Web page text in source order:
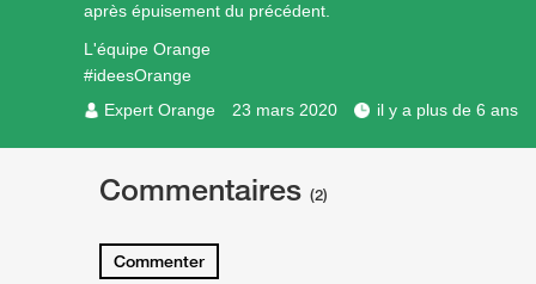
après épuisement du précédent.
L'équipe Orange
#ideesOrange
Expert Orange
23 mars 2020 il y a plus de 6 ans
Commentaires (2)
Commenter